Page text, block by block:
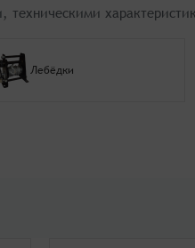
техническими
Лебёдки